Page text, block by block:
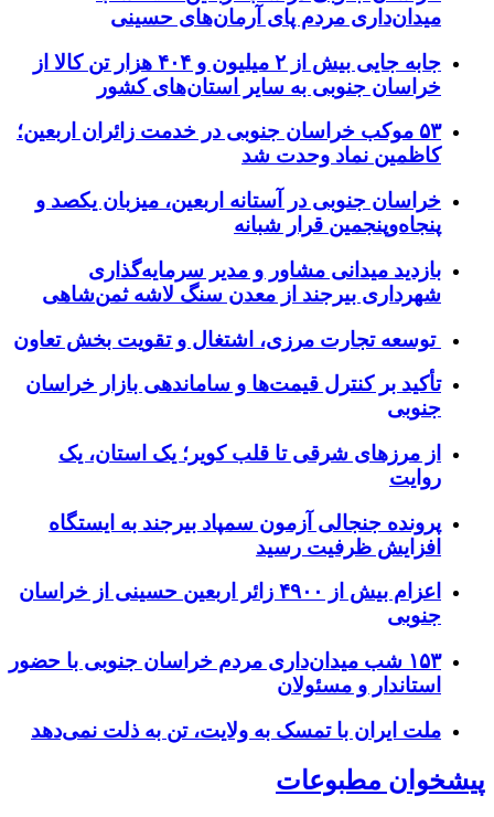
میدان‌داری مردم پای آرمان‌های حسینی
جابه جایی بیش از ۲ میلیون و ۴۰۴ هزار تن کالا از
خراسان جنوبی به سایر استان‌های کشور
۵۳ موکب خراسان جنوبی در خدمت زائران اربعین؛
کاظمین نماد وحدت شد
خراسان جنوبی در آستانه اربعین، میزبان یکصد و
پنجاه‌وپنجمین قرار شبانه
بازدید میدانی مشاور و مدیر سرمایه‌گذاری
شهرداری بیرجند از معدن سنگ لاشه ثمن‌شاهی
توسعه تجارت مرزی، اشتغال و تقویت بخش تعاون
تأکید بر کنترل قیمت‌ها و ساماندهی بازار خراسان
جنوبی
از مرزهای شرقی تا قلب کویر؛ یک استان، یک
روایت
پرونده جنجالی آزمون سمپاد بیرجند به ایستگاه
افزایش ظرفیت رسید
اعزام بیش از ۴۹۰۰ زائر اربعین حسینی از خراسان
جنوبی
۱۵۳ شب میدان‌داری مردم خراسان جنوبی با حضور
استاندار و مسئولان
ملت ایران با تمسک به ولایت، تن به ذلت نمی‌دهد
پیشخوان مطبوعات